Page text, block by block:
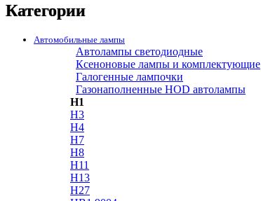
Категории
Автомобильные лампы
Автолампы светодиодные
Ксеноновые лампы и комплектующие
Галогенные лампочки
Газонаполненные HOD автолампы
H1
H3
H4
H7
H8
H11
H13
H27